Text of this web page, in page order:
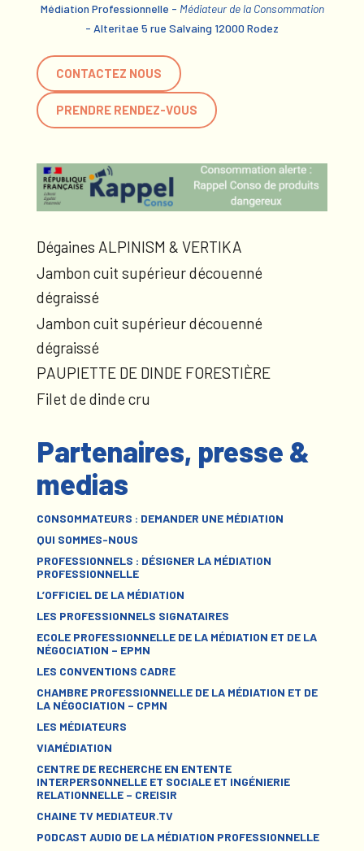
Médiation Professionnelle - Médiateur de la Consommation
- Alteritae 5 rue Salvaing 12000 Rodez
CONTACTEZ NOUS
PRENDRE RENDEZ-VOUS
Dégaines ALPINISM & VERTIKA
Jambon cuit supérieur découenné
dégraissé
Jambon cuit supérieur découenné
dégraissé
PAUPIETTE DE DINDE FORESTIÈRE
Filet de dinde cru
Partenaires, presse &
medias
CONSOMMATEURS : DEMANDER UNE MÉDIATION
QUI SOMMES-NOUS
PROFESSIONNELS : DÉSIGNER LA MÉDIATION
PROFESSIONNELLE
L’OFFICIEL DE LA MÉDIATION
LES PROFESSIONNELS SIGNATAIRES
ECOLE PROFESSIONNELLE DE LA MÉDIATION ET DE LA
NÉGOCIATION – EPMN
LES CONVENTIONS CADRE
CHAMBRE PROFESSIONNELLE DE LA MÉDIATION ET DE
LA NÉGOCIATION – CPMN
LES MÉDIATEURS
VIAMÉDIATION
CENTRE DE RECHERCHE EN ENTENTE
INTERPERSONNELLE ET SOCIALE ET INGÉNIERIE
RELATIONNELLE – CREISIR
CHAINE TV MEDIATEUR.TV
PODCAST AUDIO DE LA MÉDIATION PROFESSIONNELLE